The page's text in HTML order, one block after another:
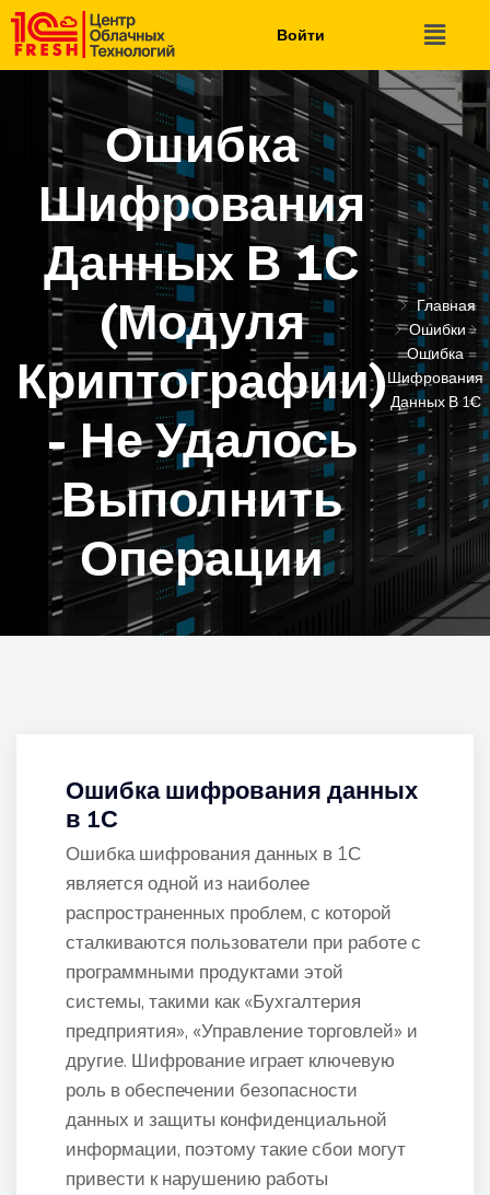
Войти
Ошибка
Шифрования
Данных В 1С
(модуля
Криптографии)
- Не Удалось
Выполнить
Операции
Главная
Ошибки
Ошибка
Шифрования
Данных В 1С
Ошибка шифрования данных
в 1С
Ошибка шифрования данных в 1С
является одной из наиболее
распространенных проблем, с которой
сталкиваются пользователи при работе с
программными продуктами этой
системы, такими как «Бухгалтерия
предприятия», «Управление торговлей» и
другие. Шифрование играет ключевую
роль в обеспечении безопасности
данных и защиты конфиденциальной
информации, поэтому такие сбои могут
привести к нарушению работы